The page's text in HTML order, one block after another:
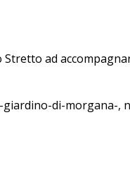
ad
di-morgana-,